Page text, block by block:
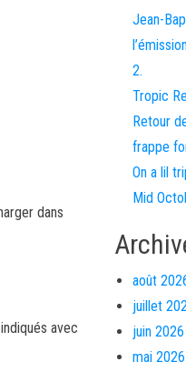
dans
avec
Jean-
2.
Tropic
Retour
frappe
On a lil
Mid
août
juillet
juin 2026
mai 2026